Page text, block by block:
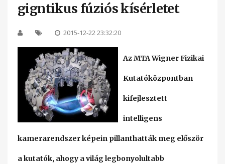
gigntikus fúziós kísérletet
2015-12-22 23:32:20
Az MTA Wigner Fizikai
Kutatóközpontban
kifejlesztett
intelligens
kamerarendszer képein pillanthatták meg először
a kutatók, ahogy a világ legbonyolultabb